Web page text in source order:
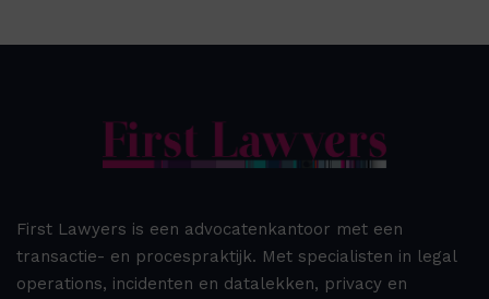
First Lawyers is een advocatenkantoor met een
transactie- en procespraktijk. Met specialisten in legal
operations, incidenten en datalekken, privacy en